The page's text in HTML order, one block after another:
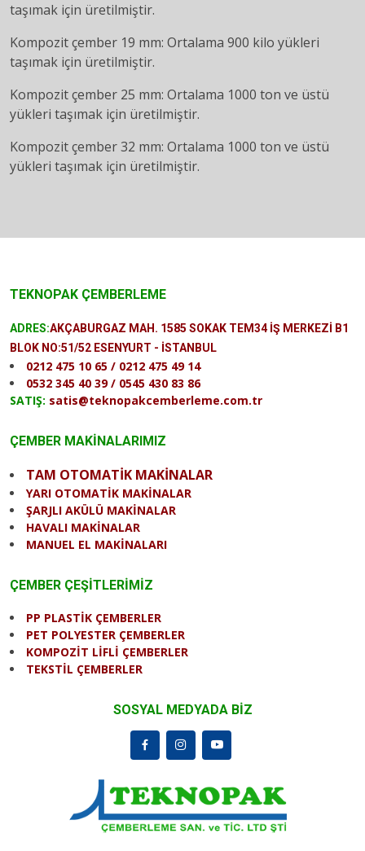
taşımak için üretilmiştir.
Kompozit çember 19 mm: Ortalama 900 kilo yükleri
taşımak için üretilmiştir.
Kompozit çember 25 mm: Ortalama 1000 ton ve üstü
yükleri taşımak için üretilmiştir.
Kompozit çember 32 mm: Ortalama 1000 ton ve üstü
yükleri taşımak için üretilmiştir.
TEKNOPAK ÇEMBERLEME
ADRES:AKÇABURGAZ MAH. 1585 SOKAK TEM34 İŞ MERKEZİ B1
BLOK NO:51/52 ESENYURT - İSTANBUL
0212 475 10 65 / 0212 475 49 14
0532 345 40 39 / 0545 430 83 86
SATIŞ: satis@teknopakcemberleme.com.tr
ÇEMBER MAKİNALARIMIZ
TAM OTOMATİK MAKİNALAR
YARI OTOMATİK MAKİNALAR
ŞARJLI AKÜLÜ MAKİNALAR
HAVALI MAKİNALAR
MANUEL EL MAKİNALARI
ÇEMBER ÇEŞİTLERİMİZ
PP PLASTİK ÇEMBERLER
PET POLYESTER ÇEMBERLER
KOMPOZİT LİFLİ ÇEMBERLER
TEKSTİL ÇEMBERLER
SOSYAL MEDYADA BİZ